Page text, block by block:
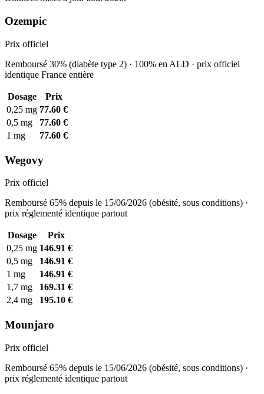
Ozempic
Prix officiel
Remboursé 30% (diabète type 2) · 100% en ALD · prix officiel
identique France entière
Dosage
Prix
0,25 mg 77.60 €
0,5 mg
77.60 €
1 mg
77.60 €
Wegovy
Prix officiel
Remboursé 65% depuis le 15/06/2026 (obésité, sous conditions) ·
prix réglementé identique partout
Dosage
Prix
0,25 mg 146.91 €
0,5 mg
146.91 €
1 mg
146.91 €
1,7 mg
169.31 €
2,4 mg
195.10 €
Mounjaro
Prix officiel
Remboursé 65% depuis le 15/06/2026 (obésité, sous conditions) ·
prix réglementé identique partout